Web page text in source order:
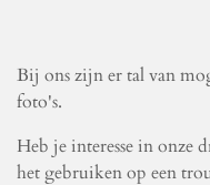
Bij ons zijn er tal van
foto's.
Heb je interesse in onze
het gebruiken op een